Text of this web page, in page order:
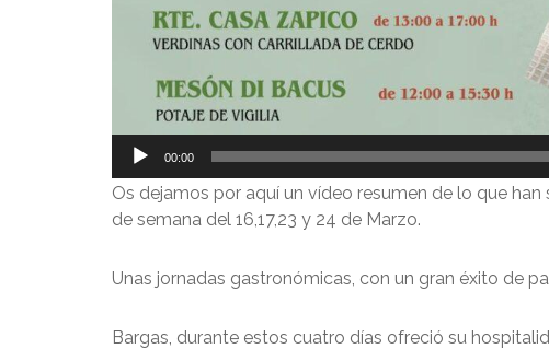
00:00
Os dejamos por aquí un vídeo resumen de lo que
de semana del 16,17,23 y 24 de Marzo.
Unas jornadas gastronómicas, con un gran éxito de
Bargas, durante estos cuatro días ofreció su